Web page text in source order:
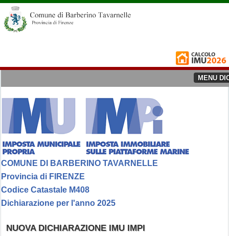
MENU
COMUNE DI BARBERINO TAVARNELLE
Provincia di FIRENZE
Codice Catastale M408
Dichiarazione per l'anno 2025
NUOVA DICHIARAZIONE IMU IMPI